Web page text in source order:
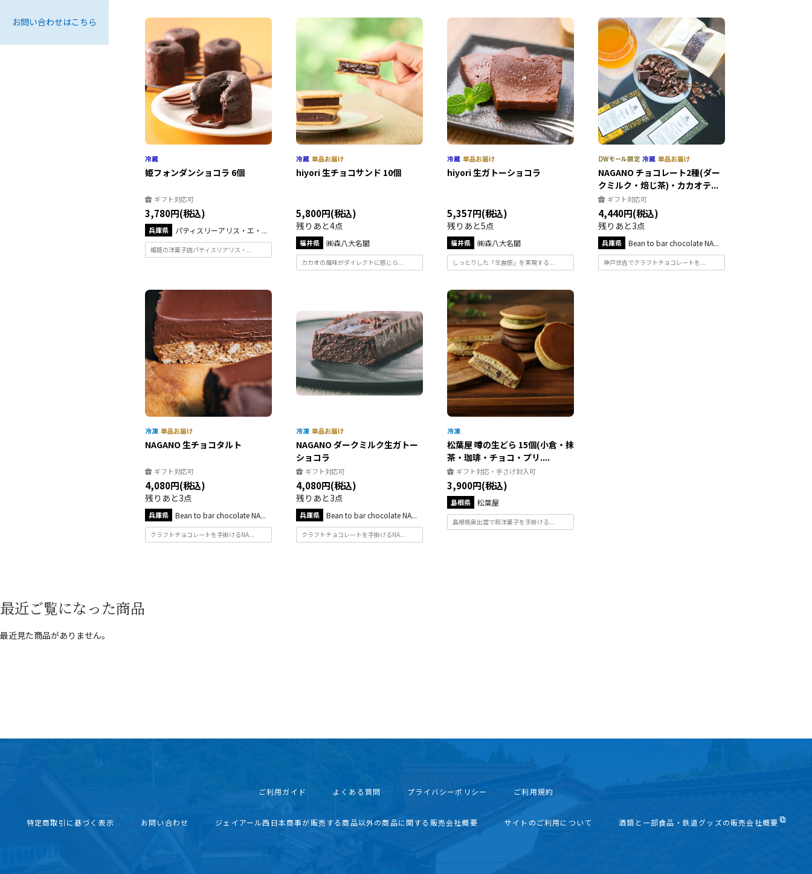
お問い合わせはこちら
姫フォンダンショコラ 6個
ギフト対応可
3,780円(税込)
兵庫県 パティスリーアリス・エ・...
姫路の洋菓子店パティスリアリス・...
hiyori 生チョコサンド 10個
5,800円(税込)
残りあと4点
福井県 ㈱森八大名閣
カカオの風味がダイレクトに感じら...
hiyori 生ガトーショコラ
5,357円(税込)
残りあと5点
福井県 ㈱森八大名閣
しっとりした「生食感」を実現する...
NAGANO チョコレート2種(ダー
クミルク・焙じ茶)・カカオテ...
ギフト対応可
4,440円(税込)
残りあと3点
兵庫県 Bean to bar chocolate NA...
神戸住吉でクラフトチョコレートを...
NAGANO 生チョコタルト
ギフト対応可
4,080円(税込)
残りあと3点
兵庫県 Bean to bar chocolate NA...
クラフトチョコレートを手掛けるNA...
NAGANO ダークミルク生ガトー
ショコラ
ギフト対応可
4,080円(税込)
残りあと3点
兵庫県 Bean to bar chocolate NA...
クラフトチョコレートを手掛けるNA...
松葉屋 噂の生どら 15個(小倉・抹
茶・珈琲・チョコ・プリ....
ギフト対応・手さげ封入可
3,900円(税込)
島根県 松葉屋
島根県奥出雲で和洋菓子を手掛ける...
最近ご覧になった商品
最近見た商品がありません。
ご利用ガイド よくある質問 プライバシーポリシー ご利用規約
特定商取引に基づく表示 お問い合わせ ジェイアール西日本商事が販売する商品以外の商品に関する販売会社概要 サイトのご利用について 酒類と一部食品・鉄道グッズの販売会社概要